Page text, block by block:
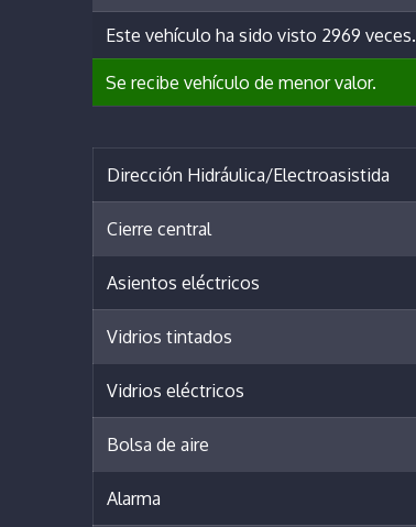
Este vehículo ha sido visto 2969 veces.
Se recibe vehículo de menor valor.
Dirección Hidráulica/Electroasistida
Cierre central
Asientos eléctricos
Vidrios tintados
Vidrios eléctricos
Bolsa de aire
Alarma